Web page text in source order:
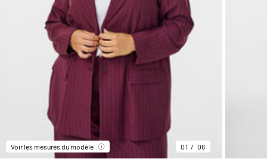
Voir les mesures du modèle 01 06